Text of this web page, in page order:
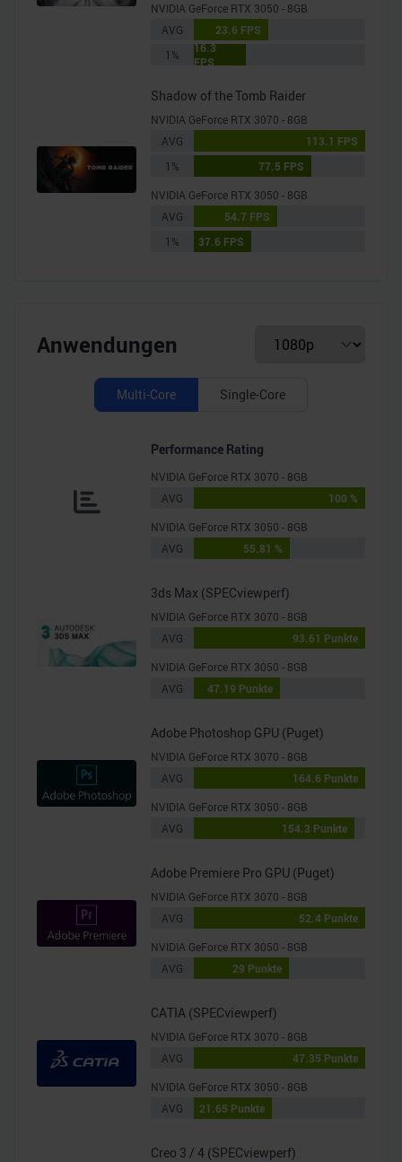
NVIDIA GeForce RTX 3050 - 8GB
AVG
23.6 FPS
1%
16.3
FPS
Shadow of the Tomb Raider
NVIDIA GeForce RTX 3070 - 8GB
AVG
113.1 FPS
1%
77.5 FPS
NVIDIA GeForce RTX 3050 - 8GB
AVG
54.7 FPS
1%
37.6 FPS
Anwendungen
Multi-Core Single-Core
Performance Rating
NVIDIA GeForce RTX 3070 - 8GB
AVG
100 %
NVIDIA GeForce RTX 3050 - 8GB
AVG
55.81 %
3ds Max (SPECviewperf)
NVIDIA GeForce RTX 3070 - 8GB
AVG
93.61 Punkte
NVIDIA GeForce RTX 3050 - 8GB
AVG
47.19 Punkte
Adobe Photoshop GPU (Puget)
NVIDIA GeForce RTX 3070 - 8GB
AVG
164.6 Punkte
NVIDIA GeForce RTX 3050 - 8GB
AVG
154.3 Punkte
Adobe Premiere Pro GPU (Puget)
NVIDIA GeForce RTX 3070 - 8GB
AVG
52.4 Punkte
NVIDIA GeForce RTX 3050 - 8GB
AVG
29 Punkte
CATIA (SPECviewperf)
NVIDIA GeForce RTX 3070 - 8GB
AVG
47.35 Punkte
NVIDIA GeForce RTX 3050 - 8GB
AVG
21.65 Punkte
Creo 3 / 4 (SPECviewperf)